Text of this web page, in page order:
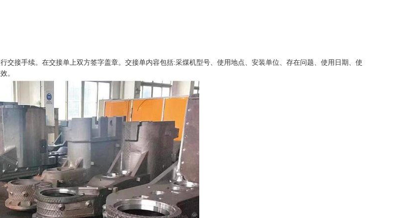
交接手续。在交接单上双方签字盖章。交接单内容包括:采煤机型号、使用地点、安装单位、存在问题、使用日期、使
。